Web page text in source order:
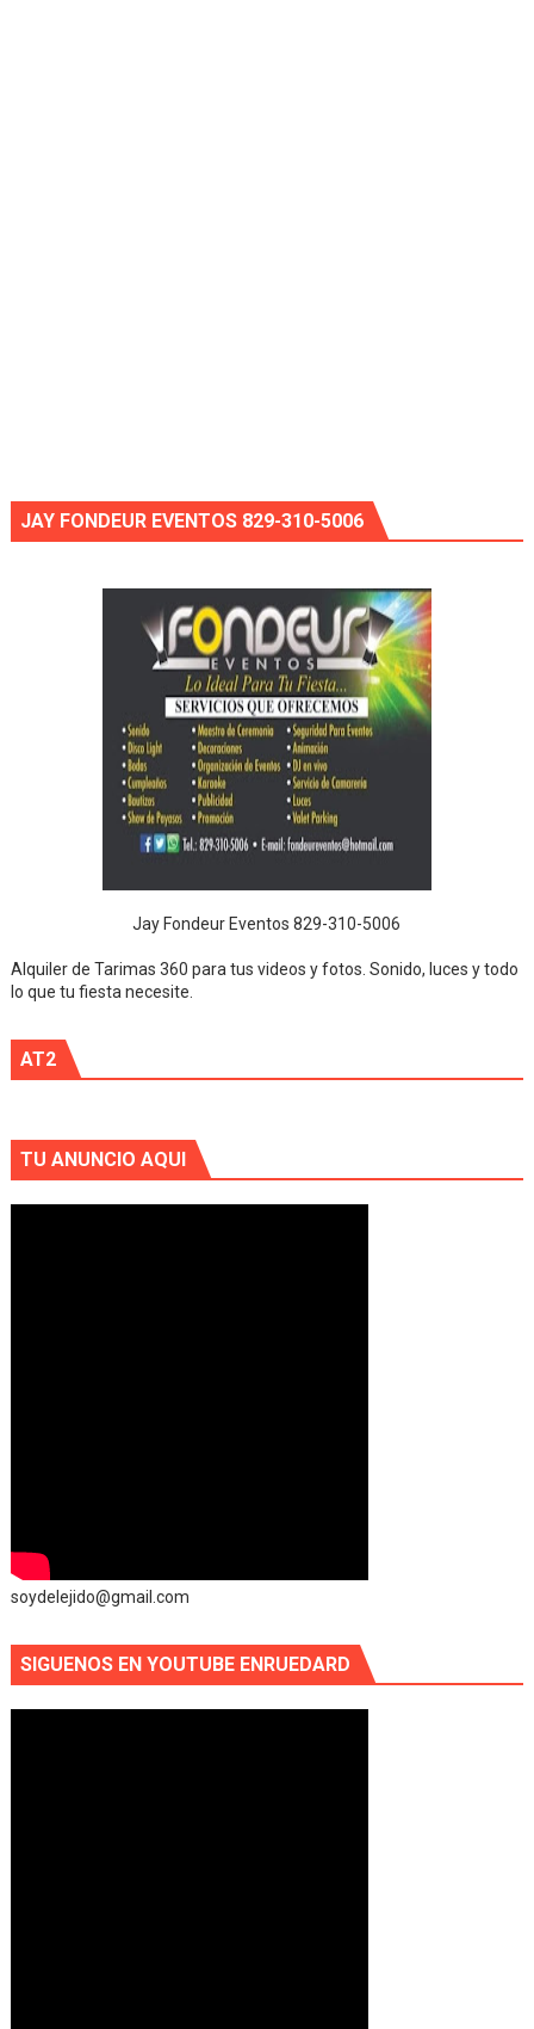
JAY FONDEUR EVENTOS 829-310-5006
Jay Fondeur Eventos 829-310-5006
Alquiler de Tarimas 360 para tus videos y fotos. Sonido, luces y todo
lo que tu fiesta necesite.
AT2
TU ANUNCIO AQUI
soydelejido@gmail.com
SIGUENOS EN YOUTUBE ENRUEDARD